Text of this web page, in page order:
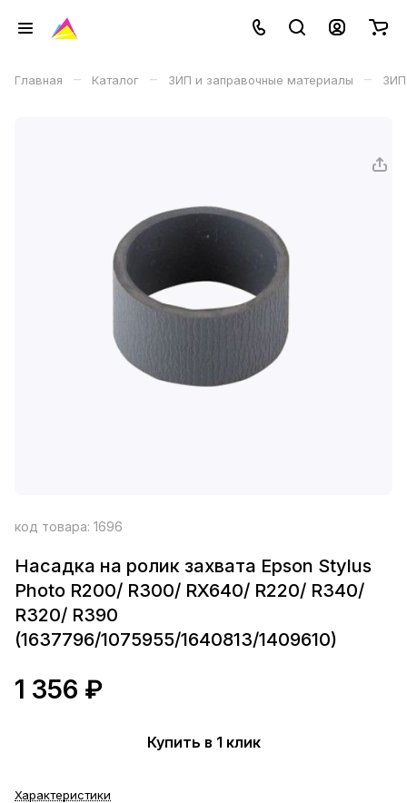
Главная – Каталог – ЗИП и заправочные материалы – ЗИП
код товара: 1696
Насадка на ролик захвата Epson Stylus
Photo R200/ R300/ RX640/ R220/ R340/
R320/ R390
(1637796/1075955/1640813/1409610)
1 356 ₽
Купить в 1 клик
Характеристики